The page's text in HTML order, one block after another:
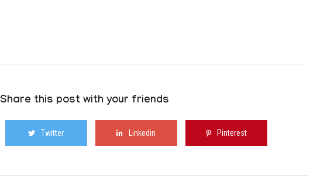
Share this post with your friends
Twitter Linkedin Pinterest